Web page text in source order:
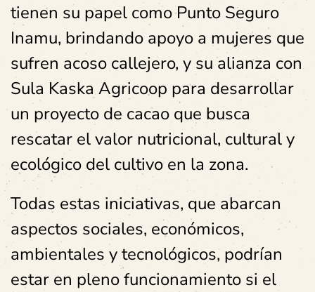
tienen su papel como Punto Seguro
Inamu, brindando apoyo a mujeres que
sufren acoso callejero, y su alianza con
Sula Kaska Agricoop para desarrollar
un proyecto de cacao que busca
rescatar el valor nutricional, cultural y
ecológico del cultivo en la zona.
Todas estas iniciativas, que abarcan
aspectos sociales, económicos,
ambientales y tecnológicos, podrían
estar en pleno funcionamiento si el